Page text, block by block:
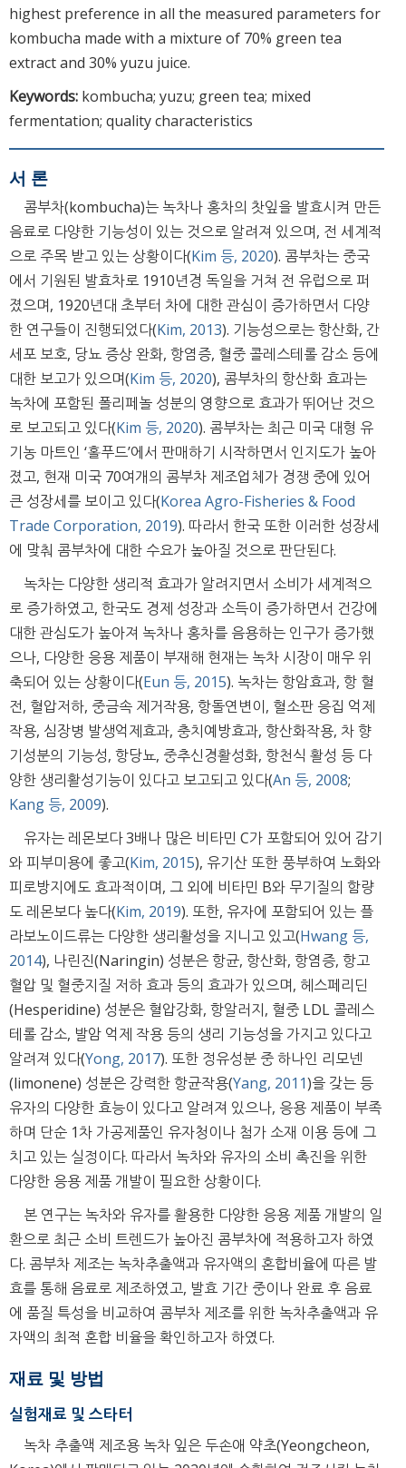
highest preference in all the measured parameters for
kombucha made with a mixture of 70% green tea
extract and 30% yuzu juice.
Keywords: kombucha; yuzu; green tea; mixed
fermentation; quality characteristics
서 론
콤부차(kombucha)는 녹차나 홍차의 찻잎을 발효시켜 만든
음료로 다양한 기능성이 있는 것으로 알려져 있으며, 전 세계적
으로 주목 받고 있는 상황이다(Kim 등, 2020). 콤부차는 중국
에서 기원된 발효차로 1910년경 독일을 거쳐 전 유럽으로 퍼
졌으며, 1920년대 초부터 차에 대한 관심이 증가하면서 다양
한 연구들이 진행되었다(Kim, 2013). 기능성으로는 항산화, 간
세포 보호, 당뇨 증상 완화, 항염증, 혈중 콜레스테롤 감소 등에
대한 보고가 있으며(Kim 등, 2020), 콤부차의 항산화 효과는
녹차에 포함된 폴리페놀 성분의 영향으로 효과가 뛰어난 것으
로 보고되고 있다(Kim 등, 2020). 콤부차는 최근 미국 대형 유
기농 마트인 ‘홀푸드’에서 판매하기 시작하면서 인지도가 높아
졌고, 현재 미국 70여개의 콤부차 제조업체가 경쟁 중에 있어
큰 성장세를 보이고 있다(Korea Agro-Fisheries & Food
Trade Corporation, 2019). 따라서 한국 또한 이러한 성장세
에 맞춰 콤부차에 대한 수요가 높아질 것으로 판단된다.
녹차는 다양한 생리적 효과가 알려지면서 소비가 세계적으
로 증가하였고, 한국도 경제 성장과 소득이 증가하면서 건강에
대한 관심도가 높아져 녹차나 홍차를 음용하는 인구가 증가했
으나, 다양한 응용 제품이 부재해 현재는 녹차 시장이 매우 위
축되어 있는 상황이다(Eun 등, 2015). 녹차는 항암효과, 항 혈
전, 혈압저하, 중금속 제거작용, 항돌연변이, 혈소판 응집 억제
작용, 심장병 발생억제효과, 충치예방효과, 항산화작용, 차 향
기성분의 기능성, 항당뇨, 중추신경활성화, 항천식 활성 등 다
양한 생리활성기능이 있다고 보고되고 있다(An 등, 2008;
Kang 등, 2009).
유자는 레몬보다 3배나 많은 비타민 C가 포함되어 있어 감기
와 피부미용에 좋고(Kim, 2015), 유기산 또한 풍부하여 노화와
피로방지에도 효과적이며, 그 외에 비타민 B와 무기질의 함량
도 레몬보다 높다(Kim, 2019). 또한, 유자에 포함되어 있는 플
라보노이드류는 다양한 생리활성을 지니고 있고(Hwang 등,
2014), 나린진(Naringin) 성분은 항균, 항산화, 항염증, 항고
혈압 및 혈중지질 저하 효과 등의 효과가 있으며, 헤스페리딘
(Hesperidine) 성분은 혈압강화, 항알러지, 혈중 LDL 콜레스
테롤 감소, 발암 억제 작용 등의 생리 기능성을 가지고 있다고
알려져 있다(Yong, 2017). 또한 정유성분 중 하나인 리모넨
(limonene) 성분은 강력한 항균작용(Yang, 2011)을 갖는 등
유자의 다양한 효능이 있다고 알려져 있으나, 응용 제품이 부족
하며 단순 1차 가공제품인 유자청이나 첨가 소재 이용 등에 그
치고 있는 실정이다. 따라서 녹차와 유자의 소비 촉진을 위한
다양한 응용 제품 개발이 필요한 상황이다.
본 연구는 녹차와 유자를 활용한 다양한 응용 제품 개발의 일
환으로 최근 소비 트렌드가 높아진 콤부차에 적용하고자 하였
다. 콤부차 제조는 녹차추출액과 유자액의 혼합비율에 따른 발
효를 통해 음료로 제조하였고, 발효 기간 중이나 완료 후 음료
에 품질 특성을 비교하여 콤부차 제조를 위한 녹차추출액과 유
자액의 최적 혼합 비율을 확인하고자 하였다.
재료 및 방법
실험재료 및 스타터
녹차 추출액 제조용 녹차 잎은 두손애 약초(Yeongcheon,